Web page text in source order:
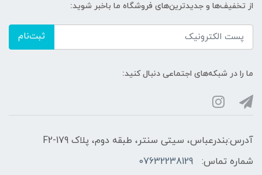
از تخفیف‌ها و جدیدترین‌های فروشگاه ما باخبر شوید:
ثبت‌نام
ما را در شبکه‌های اجتماعی دنبال کنید:
آدرس:بندرعباس، سیتی سنتر، طبقه دوم، پلاک F2-179
شماره تماس:
07632238129